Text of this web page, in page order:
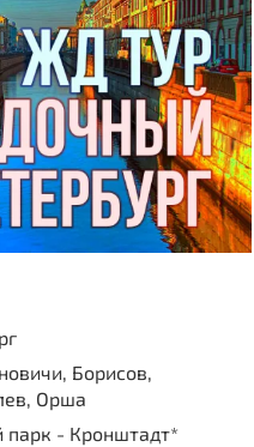
Борисов,
Орша
- Кронштадт*